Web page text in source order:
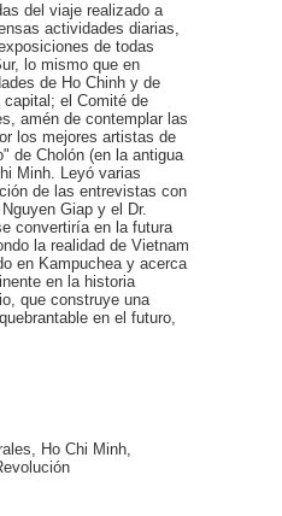
del viaje realizado a
actividades diarias,
de todas
lo mismo que en
de Ho Chinh y de
el Comité de
amén de contemplar las
los mejores artistas de
de Cholón (en la antigua
Minh. Leyó varias
de las entrevistas con
Giap y el Dr.
convertiría en la futura
la realidad de Vietnam
en Kampuchea y acerca
en la historia
que construye una
en el futuro,
Ho Chi Minh,